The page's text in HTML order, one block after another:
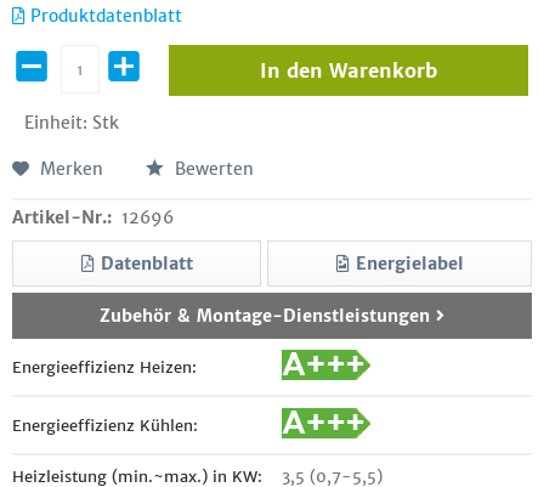
Produktdatenblatt
Einheit: Stk
In den Warenkorb
Merken Bewerten
Artikel-Nr.: 12696
Datenblatt Energielabel
Zubehör & Montage-Dienstleistungen
Energieeffizienz Heizen:
Energieeffizienz Kühlen:
Heizleistung (min.~max.) in KW: 3,5 (0,7-5,5)